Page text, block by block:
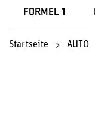
FORMEL 1
Startseite AUTO